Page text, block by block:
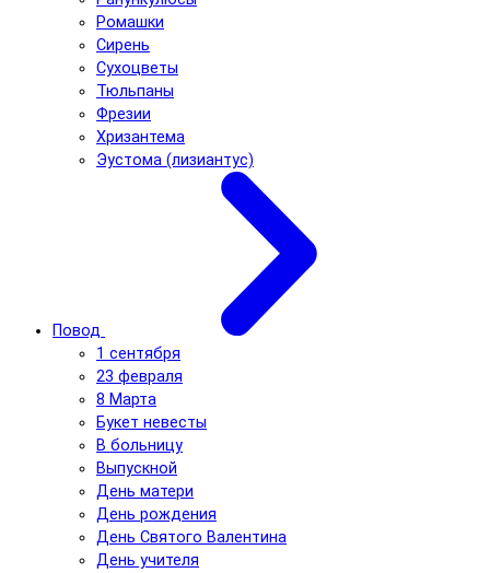
Ромашки
Сирень
Сухоцветы
Тюльпаны
Фрезии
Хризантема
Эустома (лизиантус)
Повод
1 сентября
23 февраля
8 Марта
Букет невесты
В больницу
Выпускной
День матери
День рождения
День Святого Валентина
День учителя